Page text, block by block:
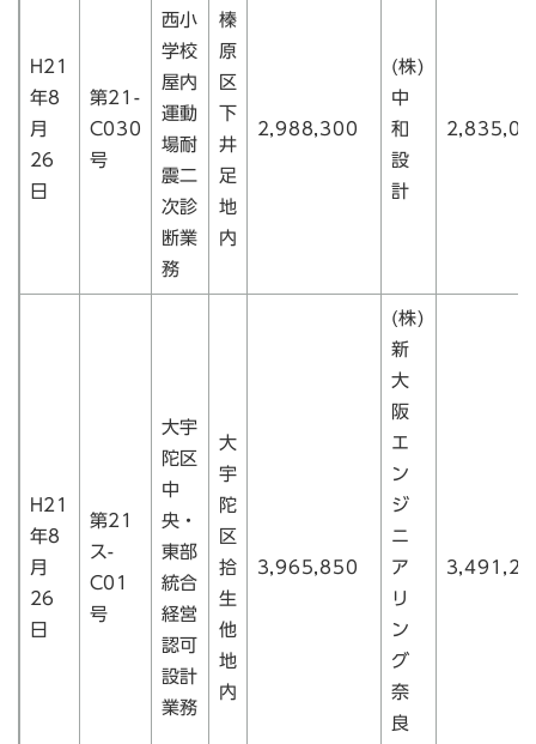
H21
年8
月
26
日
第21-
C030
号
西小
学校
屋内
運動
場耐
震二
次診
断業
務
榛
原
区
下
井
足
地
内
2,988,300
(株)
中
和
設
計
H21
年8
月
26
日
第21
ス-
C01
号
大宇
陀区
中
央・
東部
統合
経営
認可
設計
業務
大
宇
陀
区
拾
生
他
地
内
3,965,850
(株)
新
大
阪
エ
ン
ジ
ニ
ア
リ
ン
グ
奈
良